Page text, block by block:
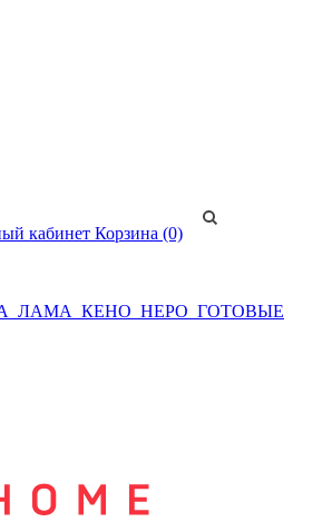
кабинет Корзина (0)
ЛАМА КЕНО НЕРО ГОТОВЫЕ